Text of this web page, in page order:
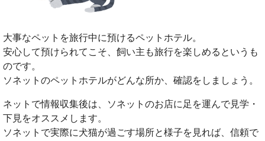
大事なペットを旅行中に預けるペットホテル。
安心して預けられてこそ、飼い主も旅行を楽しめるというも
のです。
ソネットのペットホテルがどんな所か、確認をしましょう。
ネットで情報収集後は、ソネットのお店に足を運んで見学・
下見をオススメします。
ソネットで実際に犬猫が過ごす場所と様子を見れば、信頼で